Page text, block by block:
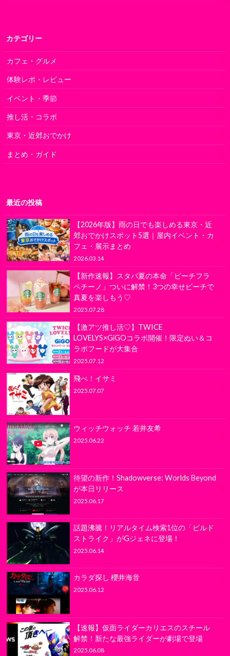
カテゴリー
カフェ・グルメ
体験レポ・レビュー
イベント・季節
推し活・コラボ
東京・近郊おでかけ
まとめ・ガイド
最近の投稿
【2026年版】雨の日でも楽しめる東京・近
郊おでかけスポット5選｜屋内イベント・カ
フェ・展示まとめ
2026.03.14
【新作速報】スタバ夏の本命「ピーチフラ
ペチーノ」ついに解禁！3つの幸せピーチで
真夏を楽しもう♡
2025.07.28
【激アツ推し活♡】TWICE
LOVELYS×GiGOコラボ開催！限定ぬい＆コ
ラボフードが大集合
2025.07.12
飛べ！イサミ
2025.07.07
ウィッチウォッチ 若井友希
2025.06.22
待望の新作！Shadowverse: Worlds Beyond
が本日リリース
2025.06.17
話題沸騰！リアルタイム検索1位の「ビルド
ストライク」がGジェネに登場！
2025.06.14
カラダ探し 櫻井海音
2025.06.12
【速報】仮面ライダーカリエスのスチール
解禁！新たな最強ライダーが劇場で登場
2025.06.08